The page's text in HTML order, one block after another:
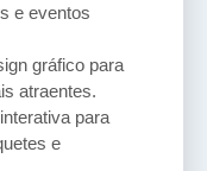
e eventos
gráfico para
atraentes.
para
e